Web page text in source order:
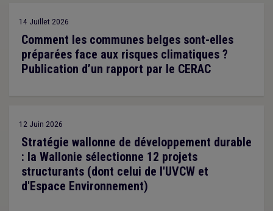
14 Juillet 2026
Comment les communes belges sont-elles
préparées face aux risques climatiques ?
Publication d’un rapport par le CERAC
12 Juin 2026
Stratégie wallonne de développement durable
: la Wallonie sélectionne 12 projets
structurants (dont celui de l'UVCW et
d'Espace Environnement)